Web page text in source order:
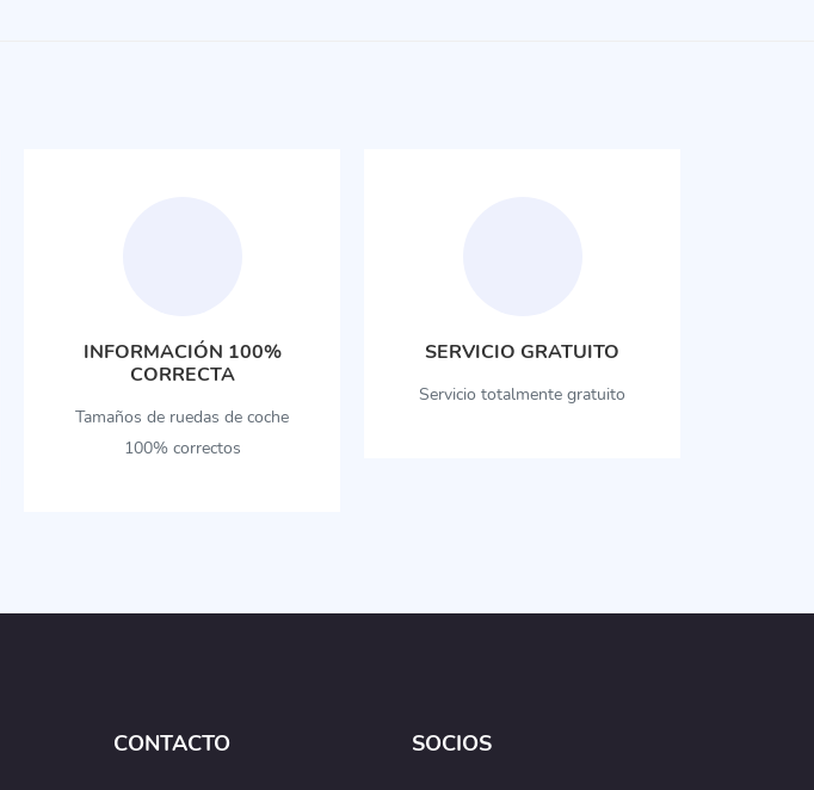
INFORMACIÓN 100%
CORRECTA
Tamaños de ruedas de coche
100% correctos
SERVICIO GRATUITO
Servicio totalmente gratuito
CONTACTO SOCIOS